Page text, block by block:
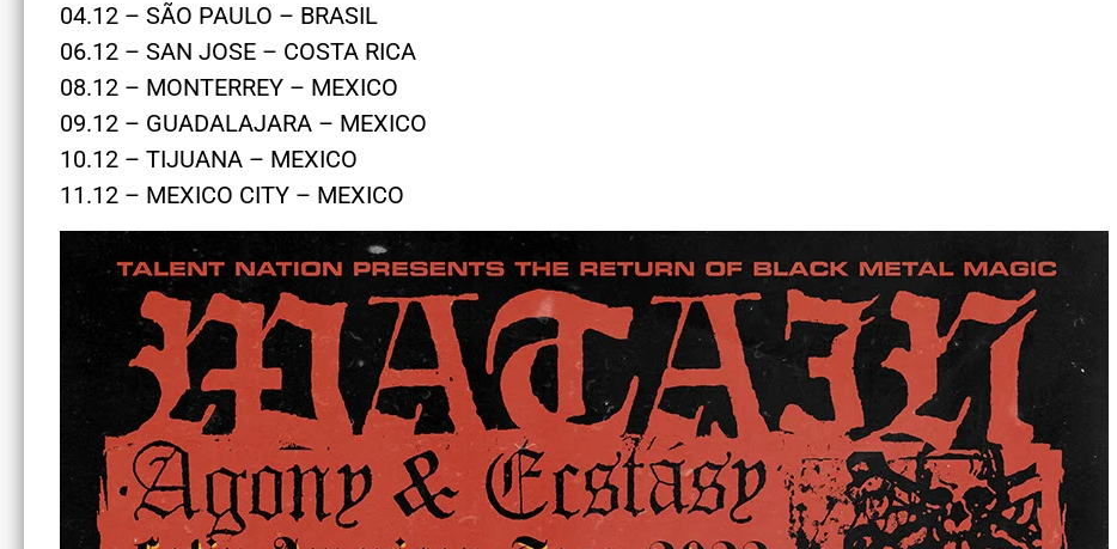
04.12 – SÃO PAULO – BRASIL
06.12 – SAN JOSE – COSTA RICA
08.12 – MONTERREY – MEXICO
09.12 – GUADALAJARA – MEXICO
10.12 – TIJUANA – MEXICO
11.12 – MEXICO CITY – MEXICO